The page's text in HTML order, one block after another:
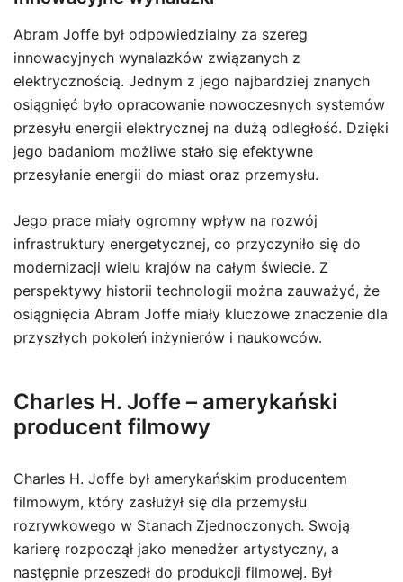
Abram Joffe był odpowiedzialny za szereg
innowacyjnych wynalazków związanych z
elektrycznością. Jednym z jego najbardziej znanych
osiągnięć było opracowanie nowoczesnych systemów
przesyłu energii elektrycznej na dużą odległość. Dzięki
jego badaniom możliwe stało się efektywne
przesyłanie energii do miast oraz przemysłu.
Jego prace miały ogromny wpływ na rozwój
infrastruktury energetycznej, co przyczyniło się do
modernizacji wielu krajów na całym świecie. Z
perspektywy historii technologii można zauważyć, że
osiągnięcia Abram Joffe miały kluczowe znaczenie dla
przyszłych pokoleń inżynierów i naukowców.
Charles H. Joffe – amerykański
producent filmowy
Charles H. Joffe był amerykańskim producentem
filmowym, który zasłużył się dla przemysłu
rozrywkowego w Stanach Zjednoczonych. Swoją
karierę rozpoczął jako menedżer artystyczny, a
następnie przeszedł do produkcji filmowej. Był